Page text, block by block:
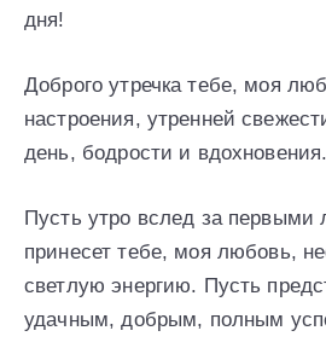
дня!
Доброго утречка тебе, моя
настроения, утренней
день, бодрости и вдохновения.
Пусть утро вслед за первыми
принесет тебе, моя любовь,
светлую энергию. Пусть
удачным, добрым, полным